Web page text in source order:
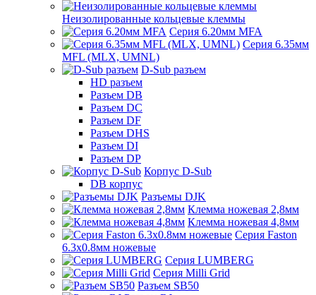
Неизолированные кольцевые клеммы
Серия 6.20мм MFA
Серия 6.35мм
MFL (MLX, UMNL)
D-Sub разъем
HD разъем
Разъем DB
Разъем DC
Разъем DF
Разъем DHS
Разъем DI
Разъем DP
Корпус D-Sub
DB корпус
Разъемы DJK
Клемма ножевая 2,8мм
Клемма ножевая 4,8мм
Серия Faston
6.3х0.8мм ножевые
Серия LUMBERG
Серия Milli Grid
Разъем SB50